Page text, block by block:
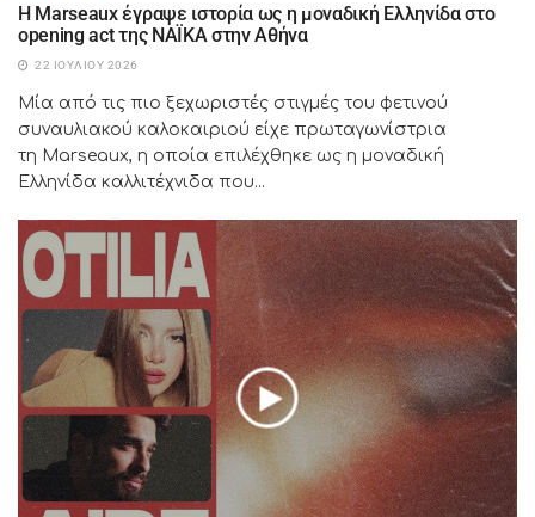
H Marseaux έγραψε ιστορία ως η μοναδική Ελληνίδα στο
opening act της NAÏKA στην Αθήνα
22 ΙΟΥΛΊΟΥ 2026
Μία από τις πιο ξεχωριστές στιγμές του φετινού
συναυλιακού καλοκαιριού είχε πρωταγωνίστρια
τη Marseaux, η οποία επιλέχθηκε ως η μοναδική
Ελληνίδα καλλιτέχνιδα που...